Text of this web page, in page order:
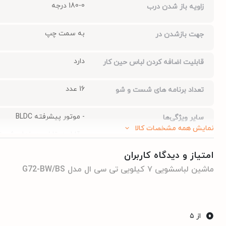
زاویه باز شدن درب 180-0 درجه
جهت بازشدن در به سمت چپ
قابلیت اضافه کردن لباس حین کار دارد
تعداد برنامه های شست و شو 16 عدد
سایر ویژگی‌ها
- موتور پیشرفته BLDC
- قابلیت تنظیم دمای آب تا 90 درجه
نوع موتور
نمایش همه مشخصات کالا
امتیاز و دیدگاه کاربران
ماشین لباسشویی ۷ کیلویی تی سی ال مدل G72-BW/BS
0
از ۵